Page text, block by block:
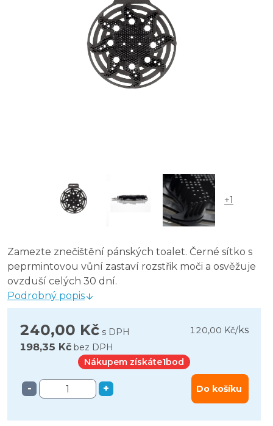
+1
Zamezte znečištění pánských toalet. Černé sítko s
peprmintovou vůní zastaví rozstřik moči a osvěžuje
ovzduší celých 30 dní.
Podrobný popis
240,00 Kč s DPH 120,00 Kč/ks
198,35 Kč bez DPH
Nákupem získáte1bod
- + Do košíku